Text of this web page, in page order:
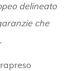
delineato
che
.